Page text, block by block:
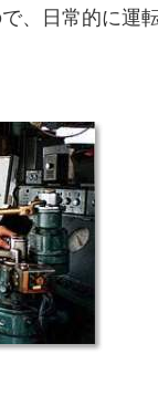
、日常的に運